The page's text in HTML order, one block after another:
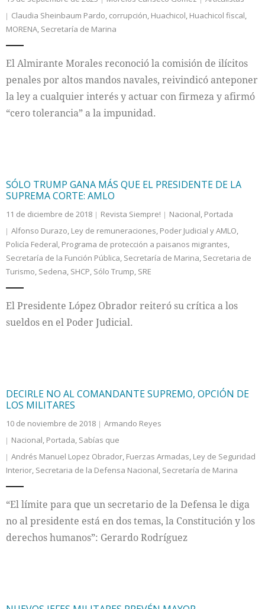
Claudia Sheinbaum Pardo, corrupción, Huachicol, Huachicol fiscal,
MORENA, Secretaría de Marina
El Almirante Morales reconoció la comisión de ilícitos
penales por altos mandos navales, reivindicó anteponer
la ley a cualquier interés y actuar con firmeza y afirmó
“cero tolerancia” a la impunidad.
SÓLO TRUMP GANA MÁS QUE EL PRESIDENTE DE LA
SUPREMA CORTE: AMLO
11 de diciembre de 2018 Revista Siempre! Nacional, Portada
Alfonso Durazo, Ley de remuneraciones, Poder Judicial y AMLO,
Policía Federal, Programa de protección a paisanos migrantes,
Secretaría de la Función Pública, Secretaría de Marina, Secretaria de
Turismo, Sedena, SHCP, Sólo Trump, SRE
El Presidente López Obrador reiteró su crítica a los
sueldos en el Poder Judicial.
DECIRLE NO AL COMANDANTE SUPREMO, OPCIÓN DE
LOS MILITARES
10 de noviembre de 2018
Armando Reyes
Nacional, Portada, Sabías que
Andrés Manuel Lopez Obrador, Fuerzas Armadas, Ley de Seguridad
Interior, Secretaria de la Defensa Nacional, Secretaría de Marina
“El límite para que un secretario de la Defensa le diga
no al presidente está en dos temas, la Constitución y los
derechos humanos”: Gerardo Rodríguez